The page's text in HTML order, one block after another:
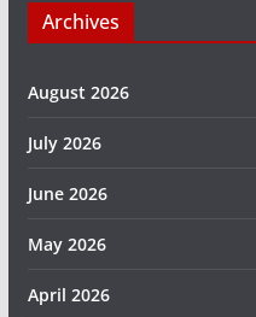
Archives
August 2026
July 2026
June 2026
May 2026
April 2026